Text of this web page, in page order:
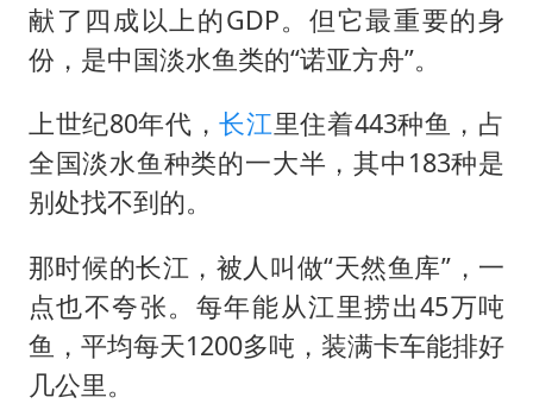
东方甄选被判赔偿江小白30万元
奋进开新局 实干挑大梁
献了四成以上的GDP。但它最重要的身
份，是中国淡水鱼类的“诺亚方舟”。
上世纪80年代，长江里住着443种鱼，占
全国淡水鱼种类的一大半，其中183种是
别处找不到的。
那时候的长江，被人叫做“天然鱼库”，一
点也不夸张。每年能从江里捞出45万吨
鱼，平均每天1200多吨，装满卡车能排好
几公里。